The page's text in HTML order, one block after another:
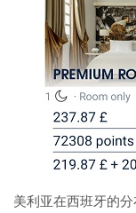
美利亚在西班牙的